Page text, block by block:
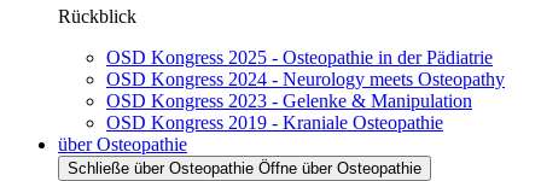
Rückblick
OSD Kongress 2025 - Osteopathie in der Pädiatrie
OSD Kongress 2024 - Neurology meets Osteopathy
OSD Kongress 2023 - Gelenke & Manipulation
OSD Kongress 2019 - Kraniale Osteopathie
über Osteopathie
Schließe über Osteopathie Öffne über Osteopathie